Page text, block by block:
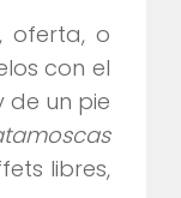
oferta, o
con el
un pie
libres,